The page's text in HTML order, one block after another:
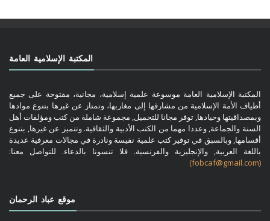
المكتبة الإسلامية العامة
المكتبة الإسلامية العامة موسوعة علمية إسلامية، مجانية، مفتوحة على جميع
أطياف الأمة الإسلامية من مشارقها إلى مغاربها، وتمتاز عن غيرها بتنوع موادها
وبمصداقيتها وحيادها, توفر مجانا للتحميل, مجموعة شاملة من كتب ومؤلفات أهل
السنة والجماعة, وعددا مهما من الكتب الأدبية والثقافية. وتتميز عن غيرها, بتنوع
أقسامها, وبالسبق في توفير كتب علمية نفيسة ونادرة في مجالات معرفية عديدة
باللغة العربية, والإنجليزية والفرنسية. فلا تنسونا بالدعاء. للتواصل معنا:
(fobcaf@gmail.com)
موقع عباد الرحمان